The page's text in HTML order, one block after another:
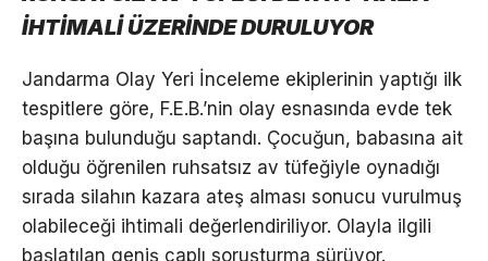
İHTİMALİ ÜZERİNDE DURULUYOR
Jandarma Olay Yeri İnceleme ekiplerinin yaptığı ilk
tespitlere göre, F.E.B.’nin olay esnasında evde tek
başına bulunduğu saptandı. Çocuğun, babasına ait
olduğu öğrenilen ruhsatsız av tüfeğiyle oynadığı
sırada silahın kazara ateş alması sonucu vurulmuş
olabileceği ihtimali değerlendiriliyor. Olayla ilgili
başlatılan geniş çaplı soruşturma sürüyor.